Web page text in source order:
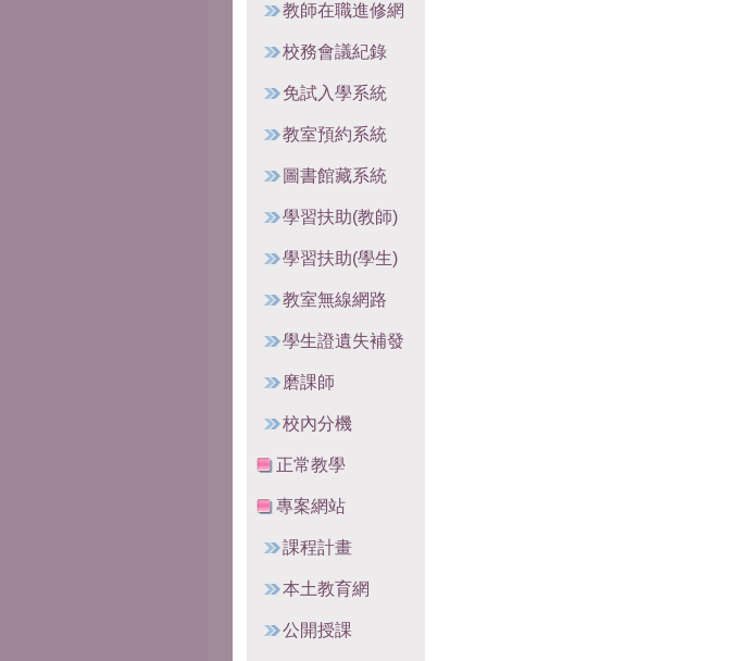
教師在職進修網
校務會議紀錄
免試入學系統
教室預約系統
圖書館藏系統
學習扶助(教師)
學習扶助(學生)
教室無線網路
學生證遺失補發
磨課師
校內分機
正常教學
專案網站
課程計畫
本土教育網
公開授課